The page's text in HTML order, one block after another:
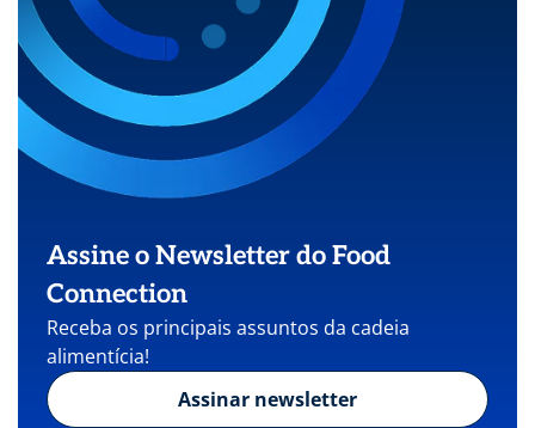
Assine o Newsletter do Food
Connection
Receba os principais assuntos da cadeia
alimentícia!
Assinar newsletter